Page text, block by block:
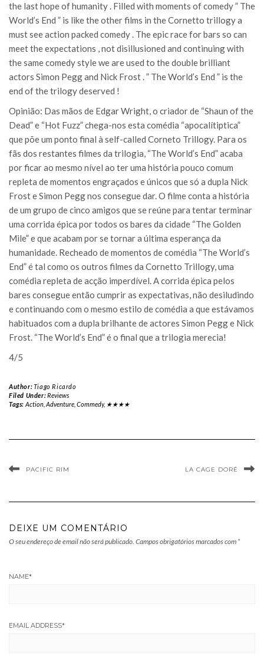
the last hope of humanity . Filled with moments of comedy ” The
World’s End ” is like the other films in the Cornetto trillogy a
must see action packed comedy . The epic race for bars so can
meet the expectations , not disillusioned and continuing with
the same comedy style we are used to the double brilliant
actors Simon Pegg and Nick Frost . ” The World’s End ” is the
end of the trilogy deserved !
Opinião: Das mãos de Edgar Wright, o criador de “Shaun of the
Dead” e “Hot Fuzz” chega-nos esta comédia “apocalítiptica”
que põe um ponto final à self-called Corneto Trillogy. Para os
fãs dos restantes filmes da trilogia, “The World’s End” acaba
por ficar ao mesmo nível ao ter uma história pouco comum
repleta de momentos engraçados e únicos que só a dupla Nick
Frost e Simon Pegg nos consegue dar. O filme conta a história
de um grupo de cinco amigos que se reúne para tentar terminar
uma corrida épica por todos os bares da cidade “The Golden
Mile” e que acabam por se tornar a última esperança da
humanidade. Recheado de momentos de comédia “The World’s
End” é tal como os outros filmes da Cornetto Trillogy, uma
comédia repleta de acção imperdível. A corrida épica pelos
bares consegue então cumprir as expectativas, não desiludindo
e continuando com o mesmo estilo de comédia a que estávamos
habituados com a dupla brilhante de actores Simon Pegg e Nick
Frost. “The World’s End” é o final que a trilogia merecia!
4/5
Author:Tiago Ricardo
Filed Under:Reviews
Tags: Action, Adventure, Commedy, ★★★★
PACIFIC RIM LA CAGE DORÉ
DEIXE UM COMENTÁRIO
O seu endereço de email não será publicado. Campos obrigatórios marcados com *
NAME*
EMAIL ADDRESS*